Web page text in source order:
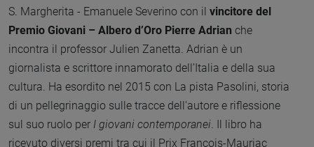
S. Margherita - Emanuele Severino con il vincitore del
Premio Giovani – Albero d’Oro Pierre Adrian che
incontra il professor Julien Zanetta. Adrian è un
giornalista e scrittore innamorato dell’Italia e della sua
cultura. Ha esordito nel 2015 con La pista Pasolini, storia
di un pellegrinaggio sulle tracce dell'autore e riflessione
sul suo ruolo per I giovani contemporanei . Il libro ha
ricevuto diversi premi tra cui il Prix François-Mauriac